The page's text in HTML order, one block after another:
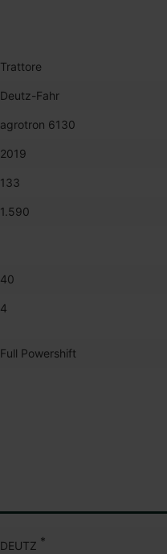
Trattore
Deutz-Fahr
agrotron 6130
2019
133
1.590
40
4
Full Powershift
DEUTZ *